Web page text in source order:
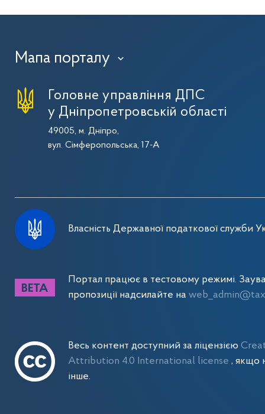
Мапа порталу ›
Головне управління ДПС
у Дніпропетровській області
49005, м. Дніпро,
вул. Сімферопольська, 17-А
Власність Державної податкової служби
Портал працює в тестовому режимі.
пропозиції надсилайте на
Весь контент доступний за ліцензією
Attribution 4.0 International license , якщо
інше.